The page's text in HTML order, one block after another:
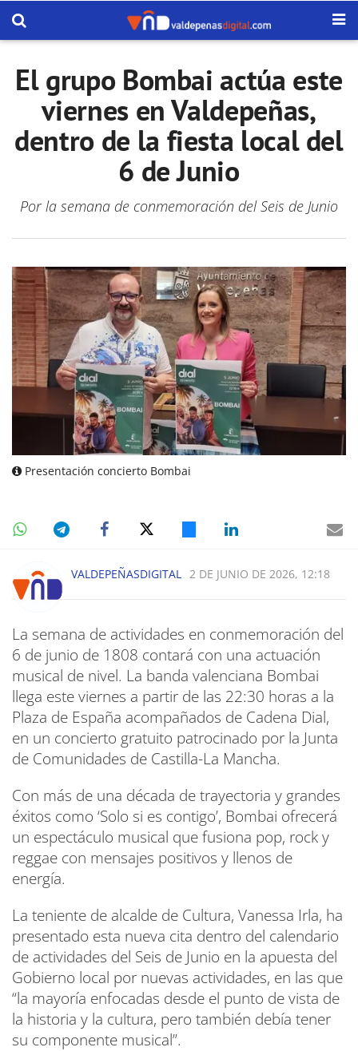
El grupo Bombai actúa este
viernes en Valdepeñas,
dentro de la fiesta local del
6 de Junio
Por la semana de conmemoración del Seis de Junio
Presentación concierto Bombai
VALDEPEÑASDIGITAL 2 DE JUNIO DE 2026, 12:18
La semana de actividades en conmemoración del
6 de junio de 1808 contará con una actuación
musical de nivel. La banda valenciana Bombai
llega este viernes a partir de las 22:30 horas a la
Plaza de España acompañados de Cadena Dial,
en un concierto gratuito patrocinado por la Junta
de Comunidades de Castilla-La Mancha.
Con más de una década de trayectoria y grandes
éxitos como ‘Solo si es contigo’, Bombai ofrecerá
un espectáculo musical que fusiona pop, rock y
reggae con mensajes positivos y llenos de
energía.
La teniente de alcalde de Cultura, Vanessa Irla, ha
presentado esta nueva cita dentro del calendario
de actividades del Seis de Junio en la apuesta del
Gobierno local por nuevas actividades, en las que
“la mayoría enfocadas desde el punto de vista de
la historia y la cultura, pero también debía tener
su componente musical”.